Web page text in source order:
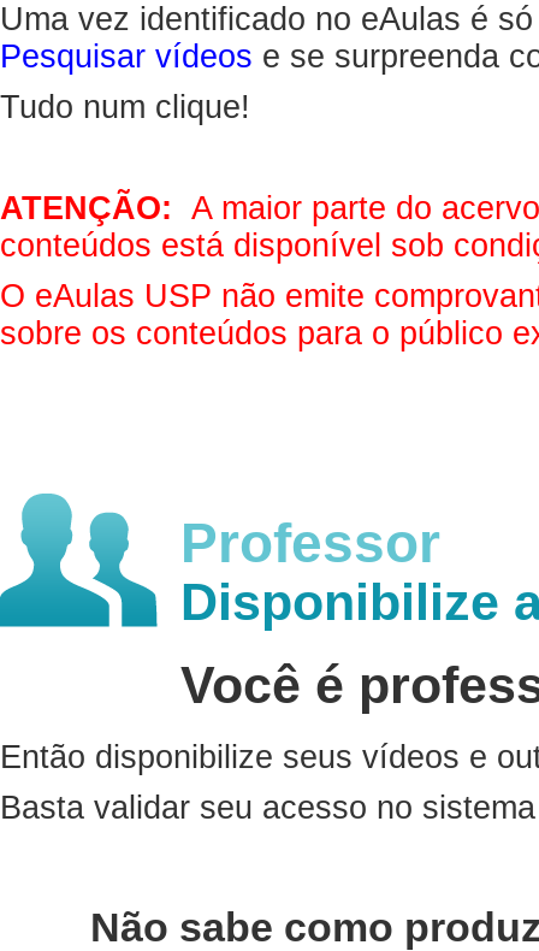
Uma vez identificado no eAulas é
Pesquisar vídeos e se surpreenda
Tudo num clique!
ATENÇÃO: A maior parte do
conteúdos está disponível sob
O eAulas USP não emite
sobre os conteúdos para o público
Professor
Disponibilize
Você é
Então disponibilize seus vídeos e
Basta validar seu acesso no
Não sabe como